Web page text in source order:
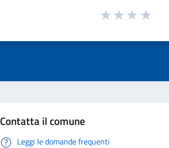
Contatta il comune
Leggi le domande frequenti